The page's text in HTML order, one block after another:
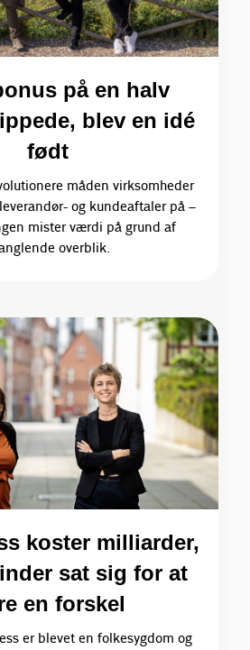
på en halv
blev en idé
født
måden virksomheder
og kundeaftaler på –
mister værdi på grund af
overblik.
koster milliarder,
sat sig for at
en forskel
er blevet en folkesygdom og